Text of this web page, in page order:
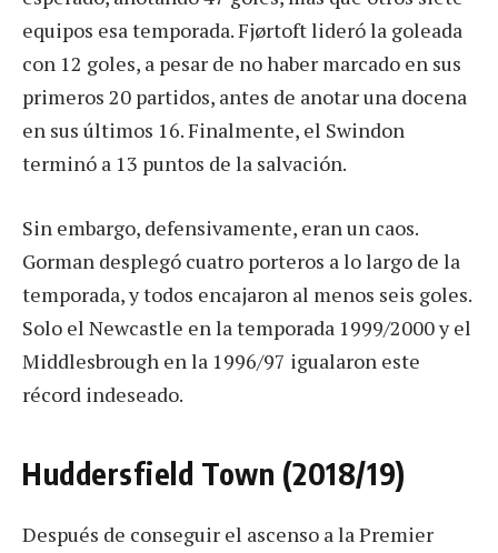
equipos esa temporada. Fjørtoft lideró la goleada
con 12 goles, a pesar de no haber marcado en sus
primeros 20 partidos, antes de anotar una docena
en sus últimos 16. Finalmente, el Swindon
terminó a 13 puntos de la salvación.
Sin embargo, defensivamente, eran un caos.
Gorman desplegó cuatro porteros a lo largo de la
temporada, y todos encajaron al menos seis goles.
Solo el Newcastle en la temporada 1999/2000 y el
Middlesbrough en la 1996/97 igualaron este
récord indeseado.
Huddersfield Town (2018/19)
Después de conseguir el ascenso a la Premier